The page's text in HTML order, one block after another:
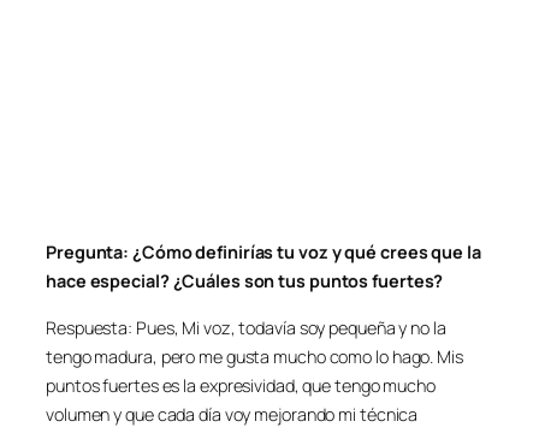
Pregunta: ¿Cómo definirías tu voz y qué crees que la
hace especial? ¿Cuáles son tus puntos fuertes?
Respuesta: Pues, Mi voz, todavía soy pequeña y no la
tengo madura, pero me gusta mucho como lo hago. Mis
puntos fuertes es la expresividad, que tengo mucho
volumen y que cada día voy mejorando mi técnica